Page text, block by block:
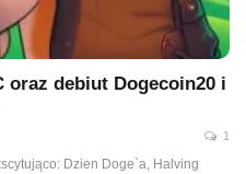
oraz debiut Dogecoin20 i
1
Dzien Doge`a, Halving